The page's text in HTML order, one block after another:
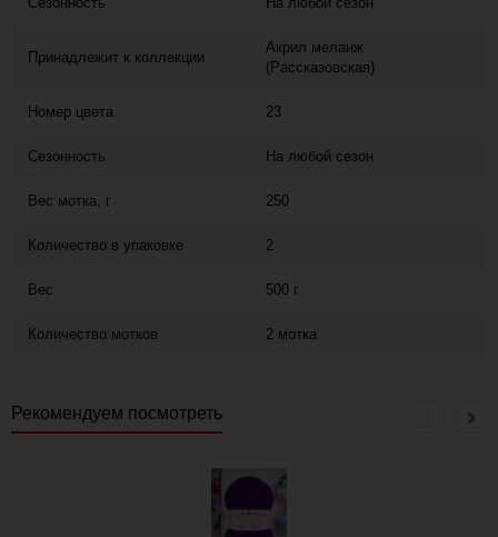
Принадлежит к коллекции
Акрил меланж
(Рассказовская)
Номер цвета 23
Сезонность На любой сезон
Вес мотка, г 250
Количество в упаковке 2
Вес 500 г
Количество мотков 2 мотка
Рекомендуем посмотреть